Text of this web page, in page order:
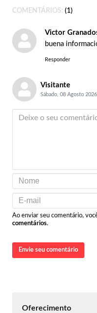
COMENTÁRIOS: 1
Victor
buena
Responder
Visitante
Sábado, 08 Agosto 2026
Ao enviar seu comentário,
comentários.
Envie seu comentário
Oferecimento